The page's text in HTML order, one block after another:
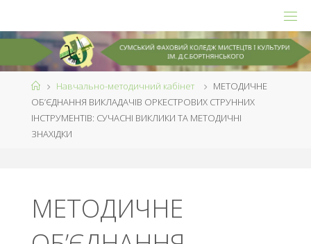
content
HomeНавчально-методичний кабінет
МЕТОДИЧНЕ
ОБ’ЄДНАННЯ ВИКЛАДАЧІВ ОРКЕСТРОВИХ СТРУННИХ
ІНСТРУМЕНТІВ: СУЧАСНІ ВИКЛИКИ ТА МЕТОДИЧНІ
ЗНАХІДКИ
МЕТОДИЧНЕ